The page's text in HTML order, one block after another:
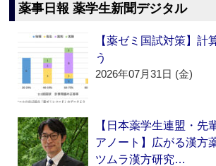
薬事日報 薬学生新聞デジタル
【薬ゼミ国試対策】計
う
2026年07月31日 (金)
【日本薬学生連盟・先
アノート】広がる漢方
ツムラ漢方研究…